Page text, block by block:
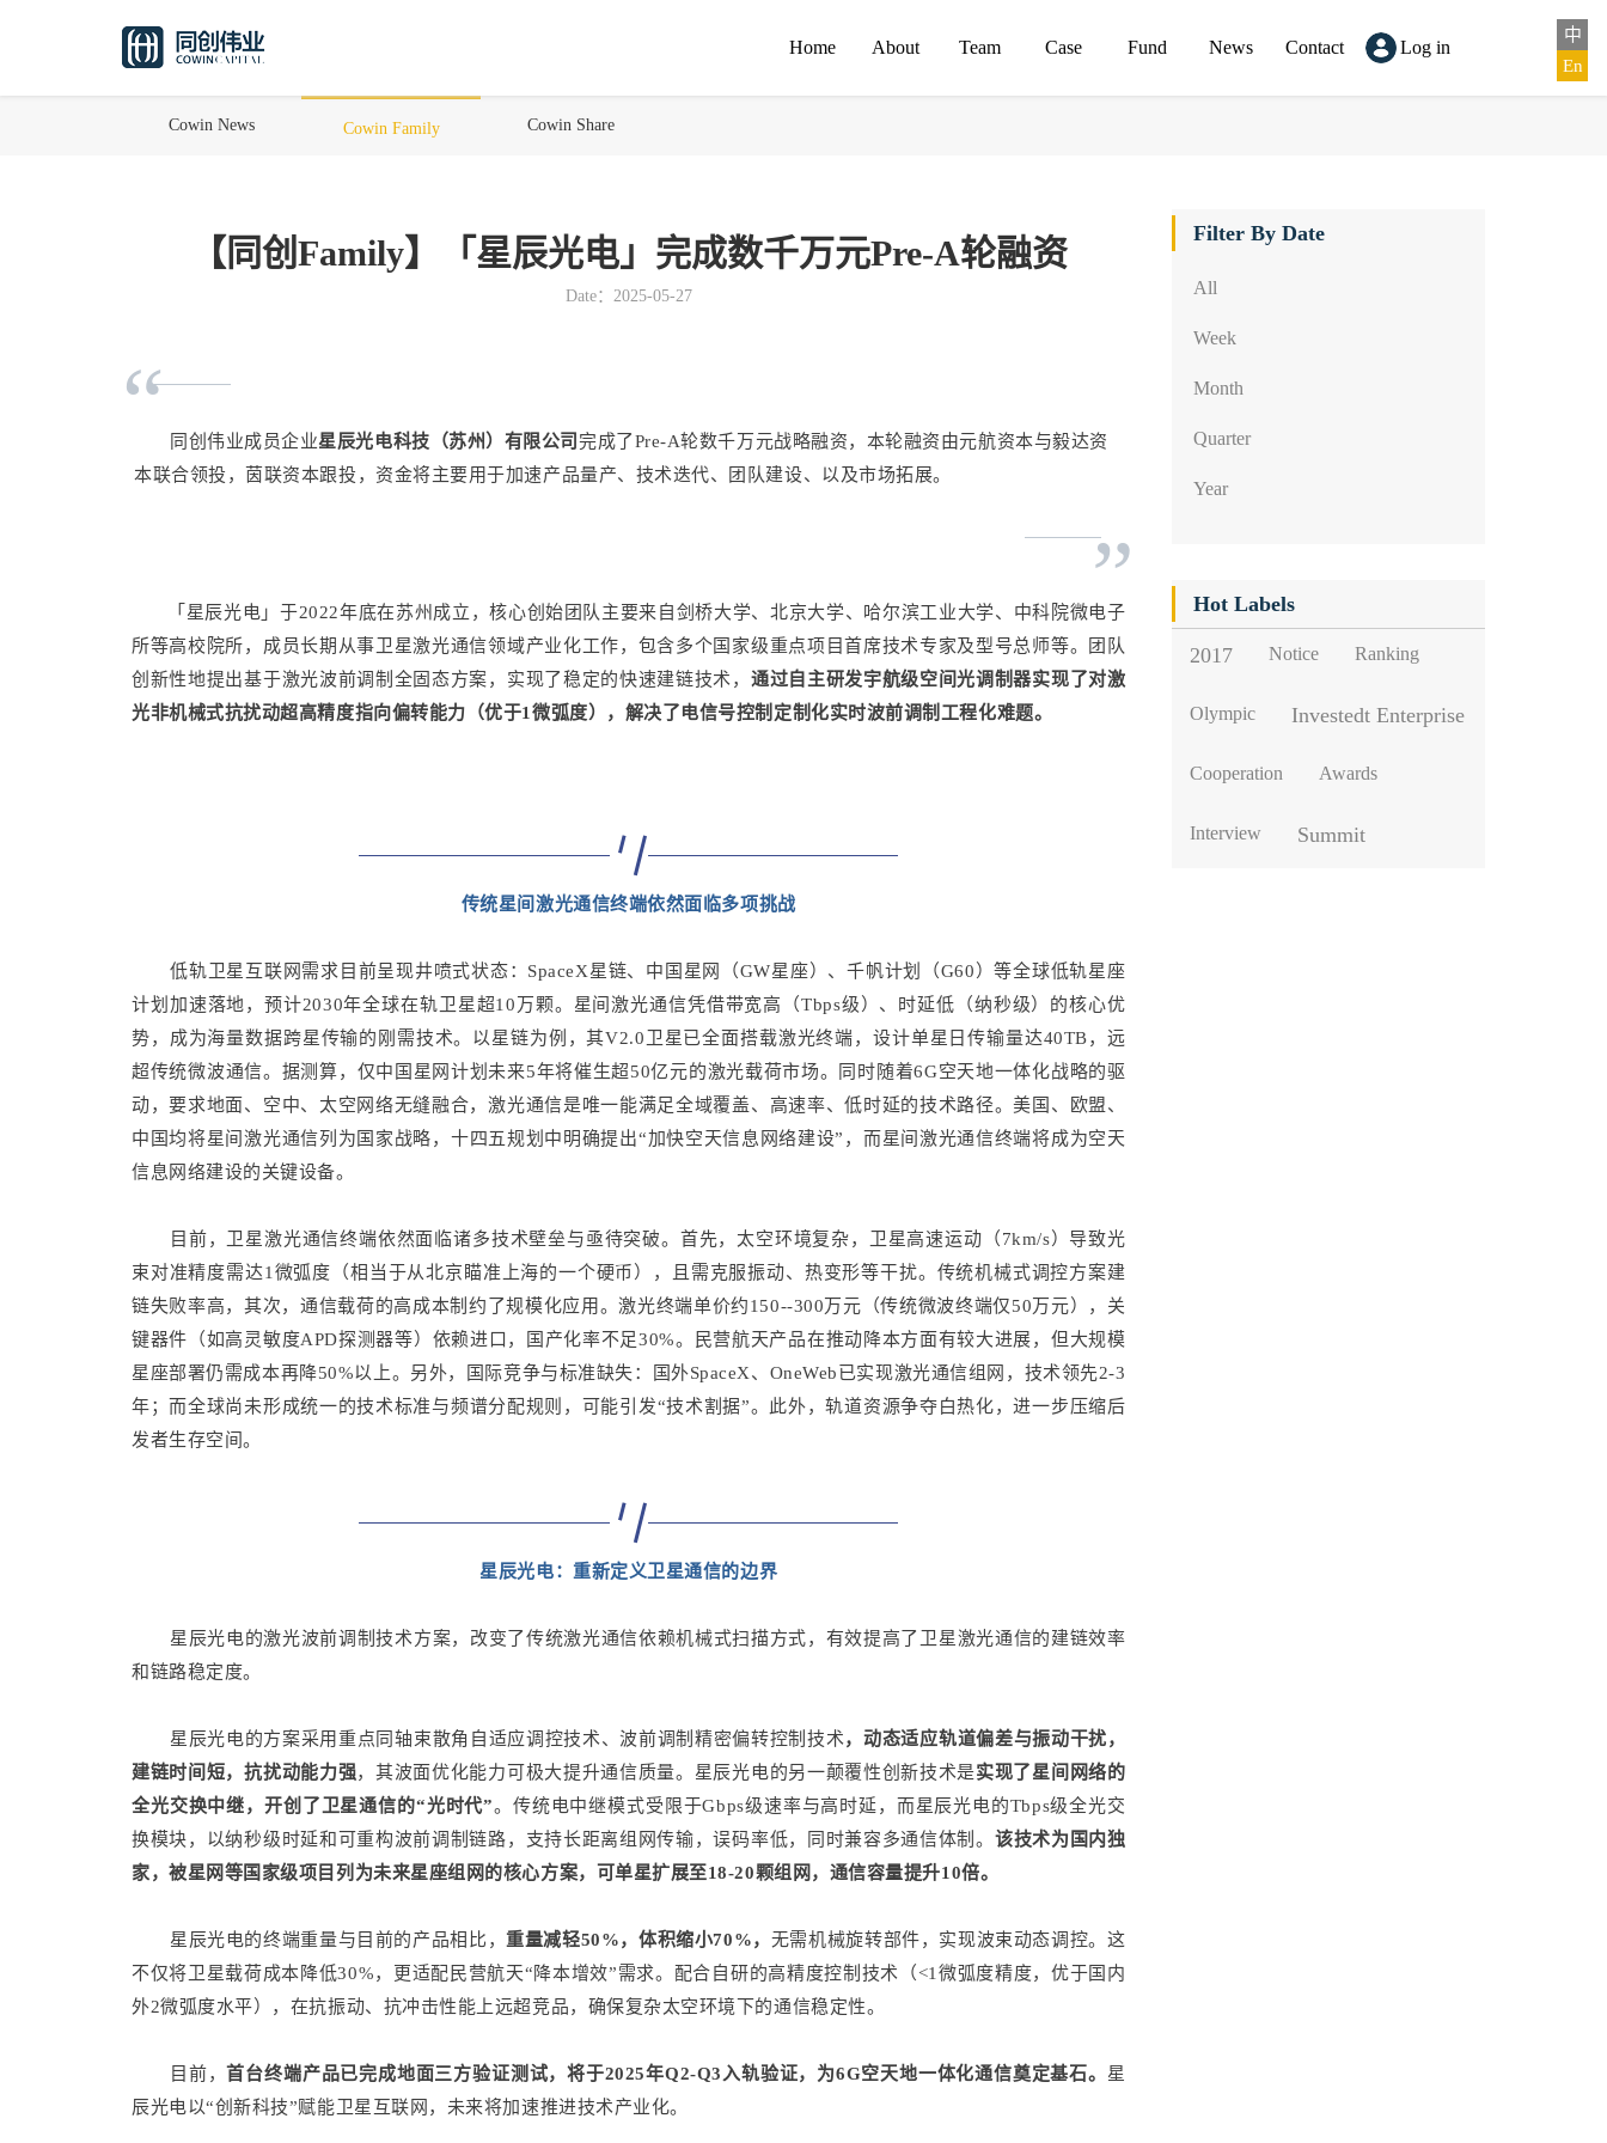
Home About Team Case Fund News Contact Log in
中
En
Cowin News Cowin Family Cowin Share
【同创Family】「星辰光电」完成数千万元Pre-A轮融资
Date：2025-05-27
“ 同创伟业成员企业星辰光电科技（苏州）有限公司 完成了Pre-A轮数千万元战略融资，本轮融资由元航资本与毅达资
本联合领投，茵联资本跟投，资金将主要用于加速产品量产、技术迭代、团队建设、以及市场拓展。
”
「星辰光电」于2022年底在苏州成立，核心创始团队主要来自剑桥大学、北京大学、哈尔滨工业大学、中科院微电子
所等高校院所，成员长期从事卫星激光通信领域产业化工作，包含多个国家级重点项目首席技术专家及型号总师等。团队
创新性地提出基于激光波前调制全固态方案，实现了稳定的快速建链技术， 通过自主研发宇航级空间光调制器实现了对激
光非机械式抗扰动超高精度指向偏转能力（优于1微弧度），解决了电信号控制定制化实时波前调制工程化难题。
传统星间激光通信终端依然面临多项挑战
低轨卫星互联网需求目前呈现井喷式状态：SpaceX星链、中国星网（GW星座）、千帆计划（G60）等全球低轨星座
计划加速落地，预计2030年全球在轨卫星超10万颗。星间激光通信凭借带宽高（Tbps级）、时延低（纳秒级）的核心优
势，成为海量数据跨星传输的刚需技术。以星链为例，其V2.0卫星已全面搭载激光终端，设计单星日传输量达40TB，远
超传统微波通信。据测算，仅中国星网计划未来5年将催生超50亿元的激光载荷市场。同时随着6G空天地一体化战略的驱
动，要求地面、空中、太空网络无缝融合，激光通信是唯一能满足全域覆盖、高速率、低时延的技术路径。美国、欧盟、
中国均将星间激光通信列为国家战略，十四五规划中明确提出“加快空天信息网络建设”，而星间激光通信终端将成为空天
信息网络建设的关键设备。
目前，卫星激光通信终端依然面临诸多技术壁垒与亟待突破。首先，太空环境复杂，卫星高速运动（7km/s）导致光
束对准精度需达1微弧度（相当于从北京瞄准上海的一个硬币），且需克服振动、热变形等干扰。传统机械式调控方案建
链失败率高，其次，通信载荷的高成本制约了规模化应用。激光终端单价约150--300万元（传统微波终端仅50万元），关
键器件（如高灵敏度APD探测器等）依赖进口，国产化率不足30%。民营航天产品在推动降本方面有较大进展，但大规模
星座部署仍需成本再降50%以上。另外，国际竞争与标准缺失：国外SpaceX、OneWeb已实现激光通信组网，技术领先2-3
年；而全球尚未形成统一的技术标准与频谱分配规则，可能引发“技术割据”。此外，轨道资源争夺白热化，进一步压缩后
发者生存空间。
星辰光电：重新定义卫星通信的边界
星辰光电的激光波前调制技术方案，改变了传统激光通信依赖机械式扫描方式，有效提高了卫星激光通信的建链效率
和链路稳定度。
星辰光电的方案采用重点同轴束散角自适应调控技术、波前调制精密偏转控制技术，动态适应轨道偏差与振动干扰，
建链时间短，抗扰动能力强，其波面优化能力可极大提升通信质量。星辰光电的另一颠覆性创新技术是实现了星间网络的
全光交换中继，开创了卫星通信的“光时代”。传统电中继模式受限于Gbps级速率与高时延，而星辰光电的Tbps级全光交
换模块，以纳秒级时延和可重构波前调制链路，支持长距离组网传输，误码率低，同时兼容多通信体制。 该技术为国内独
家，被星网等国家级项目列为未来星座组网的核心方案，可单星扩展至18-20颗组网，通信容量提升10倍。
星辰光电的终端重量与目前的产品相比，重量减轻50%，体积缩小70%， 无需机械旋转部件，实现波束动态调控。这
不仅将卫星载荷成本降低30%，更适配民营航天“降本增效”需求。配合自研的高精度控制技术（<1微弧度精度，优于国内
外2微弧度水平），在抗振动、抗冲击性能上远超竞品，确保复杂太空环境下的通信稳定性。
目前，首台终端产品已完成地面三方验证测试，将于2025年Q2-Q3入轨验证，为6G空天地一体化通信奠定基石。 星
辰光电以“创新科技”赋能卫星互联网，未来将加速推进技术产业化。
Filter By Date
All
Week
Month
Quarter
Year
Hot Labels
2017 Notice Ranking
Olympic Investedt Enterprise
Cooperation Awards
Interview Summit